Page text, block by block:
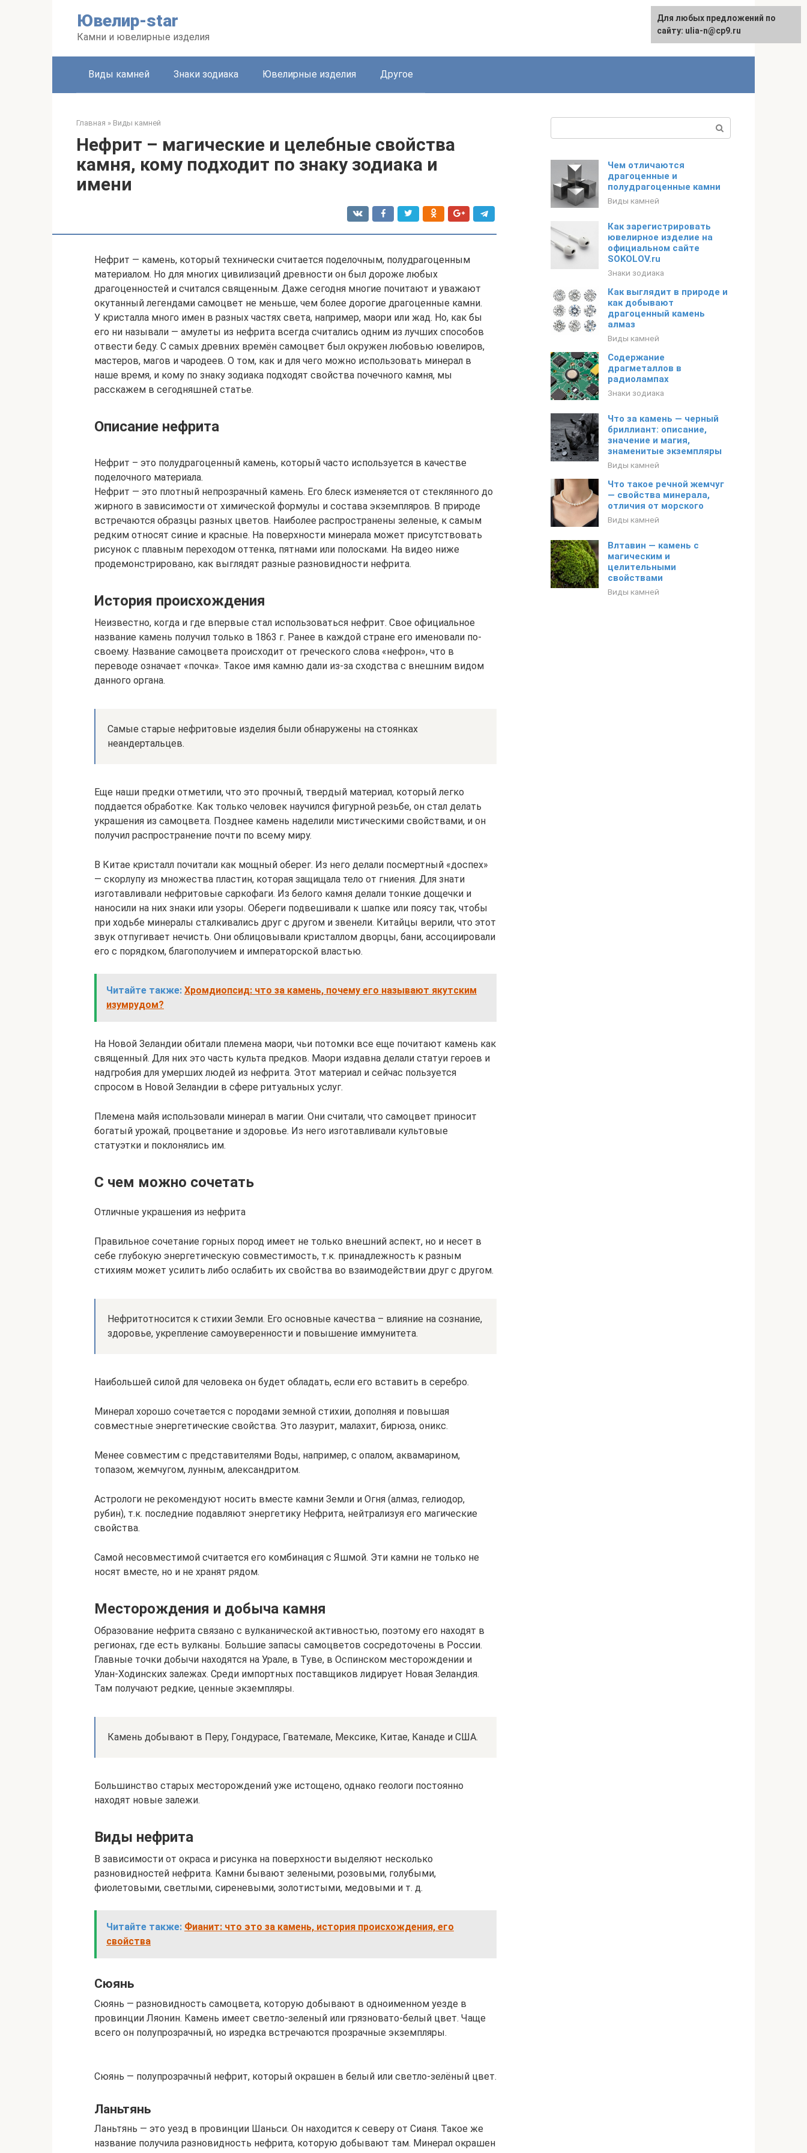
Ювелир-star
Камни и ювелирные изделия
English
Виды камней Знаки зодиака Ювелирные изделия Другое
Главная » Виды камней
Нефрит – магические и целебные свойства
камня, кому подходит по знаку зодиака и
имени
Нефрит — камень, который технически считается поделочным, полудрагоценным
материалом. Но для многих цивилизаций древности он был дороже любых
драгоценностей и считался священным. Даже сегодня многие почитают и уважают
окутанный легендами самоцвет не меньше, чем более дорогие драгоценные камни.
У кристалла много имен в разных частях света, например, маори или жад. Но, как бы
его ни называли — амулеты из нефрита всегда считались одним из лучших способов
отвести беду. С самых древних времён самоцвет был окружен любовью ювелиров,
мастеров, магов и чародеев. О том, как и для чего можно использовать минерал в
наше время, и кому по знаку зодиака подходят свойства почечного камня, мы
расскажем в сегодняшней статье.
Описание нефрита
Нефрит – это полудрагоценный камень, который часто используется в качестве
поделочного материала.
Нефрит — это плотный непрозрачный камень. Его блеск изменяется от стеклянного до
жирного в зависимости от химической формулы и состава экземпляров. В природе
встречаются образцы разных цветов. Наиболее распространены зеленые, к самым
редким относят синие и красные. На поверхности минерала может присутствовать
рисунок с плавным переходом оттенка, пятнами или полосками. На видео ниже
продемонстрировано, как выглядят разные разновидности нефрита.
История происхождения
Неизвестно, когда и где впервые стал использоваться нефрит. Свое официальное
название камень получил только в 1863 г. Ранее в каждой стране его именовали по-
своему. Название самоцвета происходит от греческого слова «нефрон», что в
переводе означает «почка». Такое имя камню дали из-за сходства с внешним видом
данного органа.
Самые старые нефритовые изделия были обнаружены на стоянках
неандертальцев.
Еще наши предки отметили, что это прочный, твердый материал, который легко
поддается обработке. Как только человек научился фигурной резьбе, он стал делать
украшения из самоцвета. Позднее камень наделили мистическими свойствами, и он
получил распространение почти по всему миру.
В Китае кристалл почитали как мощный оберег. Из него делали посмертный «доспех»
— скорлупу из множества пластин, которая защищала тело от гниения. Для знати
изготавливали нефритовые саркофаги. Из белого камня делали тонкие дощечки и
наносили на них знаки или узоры. Обереги подвешивали к шапке или поясу так, чтобы
при ходьбе минералы сталкивались друг с другом и звенели. Китайцы верили, что этот
звук отпугивает нечисть. Они облицовывали кристаллом дворцы, бани, ассоциировали
его с порядком, благополучием и императорской властью.
Читайте также: Хромдиопсид: что за камень, почему его называют якутским
изумрудом?
На Новой Зеландии обитали племена маори, чьи потомки все еще почитают камень как
священный. Для них это часть культа предков. Маори издавна делали статуи героев и
надгробия для умерших людей из нефрита. Этот материал и сейчас пользуется
спросом в Новой Зеландии в сфере ритуальных услуг.
Племена майя использовали минерал в магии. Они считали, что самоцвет приносит
богатый урожай, процветание и здоровье. Из него изготавливали культовые
статуэтки и поклонялись им.
С чем можно сочетать
Отличные украшения из нефрита
Правильное сочетание горных пород имеет не только внешний аспект, но и несет в
себе глубокую энергетическую совместимость, т.к. принадлежность к разным
стихиям может усилить либо ослабить их свойства во взаимодействии друг с другом.
Нефритотносится к стихии Земли. Его основные качества – влияние на сознание,
здоровье, укрепление самоуверенности и повышение иммунитета.
Наибольшей силой для человека он будет обладать, если его вставить в серебро.
Минерал хорошо сочетается с породами земной стихии, дополняя и повышая
совместные энергетические свойства. Это лазурит, малахит, бирюза, оникс.
Менее совместим с представителями Воды, например, с опалом, аквамарином,
топазом, жемчугом, лунным, александритом.
Астрологи не рекомендуют носить вместе камни Земли и Огня (алмаз, гелиодор,
рубин), т.к. последние подавляют энергетику Нефрита, нейтрализуя его магические
свойства.
Самой несовместимой считается его комбинация с Яшмой. Эти камни не только не
носят вместе, но и не хранят рядом.
Месторождения и добыча камня
Образование нефрита связано с вулканической активностью, поэтому его находят в
регионах, где есть вулканы. Большие запасы самоцветов сосредоточены в России.
Главные точки добычи находятся на Урале, в Туве, в Оспинском месторождении и
Улан-Ходинских залежах. Среди импортных поставщиков лидирует Новая Зеландия.
Там получают редкие, ценные экземпляры.
Камень добывают в Перу, Гондурасе, Гватемале, Мексике, Китае, Канаде и США.
Большинство старых месторождений уже истощено, однако геологи постоянно
находят новые залежи.
Виды нефрита
В зависимости от окраса и рисунка на поверхности выделяют несколько
разновидностей нефрита. Камни бывают зелеными, розовыми, голубыми,
фиолетовыми, светлыми, сиреневыми, золотистыми, медовыми и т. д.
Читайте также: Фианит: что это за камень, история происхождения, его
свойства
Сюянь
Сюянь — разновидность самоцвета, которую добывают в одноименном уезде в
провинции Ляонин. Камень имеет светло-зеленый или грязновато-белый цвет. Чаще
всего он полупрозрачный, но изредка встречаются прозрачные экземпляры.
Сюянь — полупрозрачный нефрит, который окрашен в белый или светло-зелёный цвет.
Ланьтянь
Ланьтянь — это уезд в провинции Шаньси. Он находится к северу от Сианя. Такое же
название получила разновидность нефрита, которую добывают там. Минерал окрашен
Чем отличаются
драгоценные и
полудрагоценные камни
Виды камней
Как зарегистрировать
ювелирное изделие на
официальном сайте
SOKOLOV.ru
Знаки зодиака
Как выглядит в природе и
как добывают
драгоценный камень
алмаз
Виды камней
Содержание
драгметаллов в
радиолампах
Знаки зодиака
Что за камень — черный
бриллиант: описание,
значение и магия,
знаменитые экземпляры
Виды камней
Что такое речной жемчуг
— свойства минерала,
отличия от морского
Виды камней
Влтавин — камень с
магическим и
целительными
свойствами
Виды камней
Для любых предложений по
сайту: ulia-n@cp9.ru